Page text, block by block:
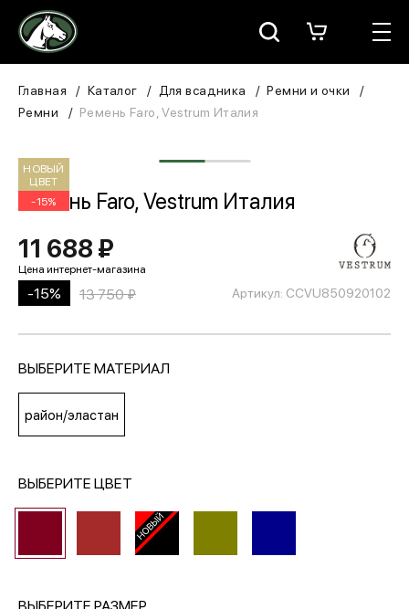
Москва
Для лошади
В конюшню
ЗООТОВАРЫ
Для собаки
ПОКУПАТЕЛЯМ
Главная Каталог Для всадника
Ремни и очки
Ремни
Ремень Faro, Vestrum Италия
НОВЫЙ
ЦВЕТ
-15%
Ремень Faro, Vestrum Италия
Артикул: CCVU850920102
11 688 ₽
-15% 13 750 ₽
ВЫБЕРИТЕ МАТЕРИАЛ
район/эластан
ВЫБЕРИТЕ ЦВЕТ
ВЫБЕРИТЕ РАЗМЕР